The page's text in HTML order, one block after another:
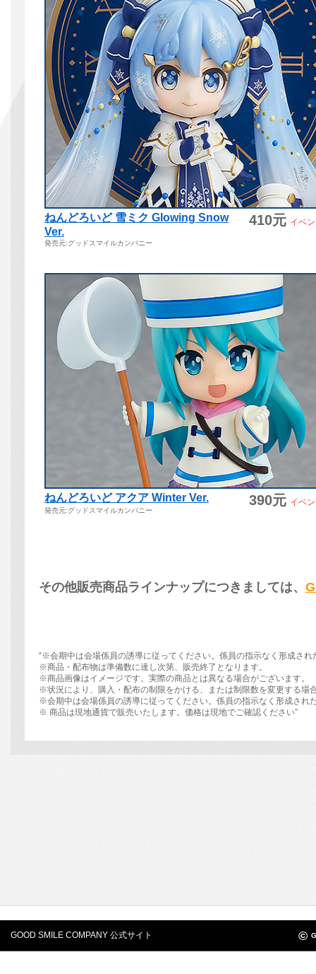
その他販売商品ラインナップにつきましては、
“※会期中は会場係員の誘導に従ってください。係員の指示なく形成され
※商品・配布物は準備数に達し次第、販売終了となります。
※商品画像はイメージです。実際の商品とは異なる場合がございます。
※状況により、購入・配布の制限をかける、または制限数を変更する場
※会期中は会場係員の誘導に従ってください。係員の指示なく形成され
※ 商品は現地通貨で販売いたします。価格は現地でご確認ください”
GOOD SMILE COMPANY 公式サイト ©